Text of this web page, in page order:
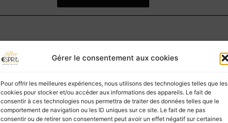
Gérer le consentement aux cookies
Pour offrir les meilleures expériences, nous utilisons des technologies telles que les
cookies pour stocker et/ou accéder aux informations des appareils. Le fait de
consentir à ces technologies nous permettra de traiter des données telles que le
comportement de navigation ou les ID uniques sur ce site. Le fait de ne pas
consentir ou de retirer son consentement peut avoir un effet négatif sur certaines
À partir de :7,00€